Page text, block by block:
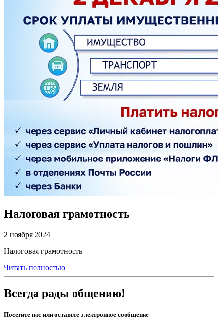
Налоговая грамотность
2 ноября 2024
Налоговая грамотность
Читать полностью
Всегда рады общению!
Посетите нас или оставьте электронное сообщение